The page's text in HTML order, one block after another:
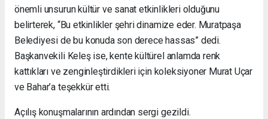
önemli unsurun kültür ve sanat etkinlikleri olduğunu
belirterek, “Bu etkinlikler şehri dinamize eder. Muratpaşa
Belediyesi de bu konuda son derece hassas” dedi.
Başkanvekili Keleş ise, kente kültürel anlamda renk
kattıkları ve zenginleştirdikleri için koleksiyoner Murat Uçar
ve Bahar’a teşekkür etti.
Açılış konuşmalarının ardından sergi gezildi.